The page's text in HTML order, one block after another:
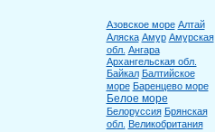
Азовское море Алтай
Аляска Амур Амурская
обл. Ангара
Архангельская обл.
Байкал Балтийское
море Баренцево море
Белое море
Белоруссия Брянская
обл. Великобритания